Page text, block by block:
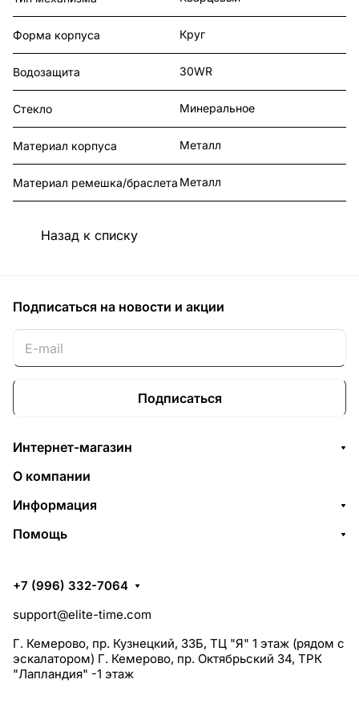
Форма корпуса Круг
Водозащита 30WR
Стекло Минеральное
Материал корпуса Металл
Материал ремешка/браслета Металл
Назад к списку
Подписаться на новости и акции
Подписаться
Интернет-магазин
О компании
Информация
Помощь
+7 (996) 332-7064
support@elite-time.com
Г. Кемерово, пр. Кузнецкий, 33Б, ТЦ "Я" 1 этаж (рядом с
эскалатором) Г. Кемерово, пр. Октябрьский 34, ТРК
"Лапландия" -1 этаж